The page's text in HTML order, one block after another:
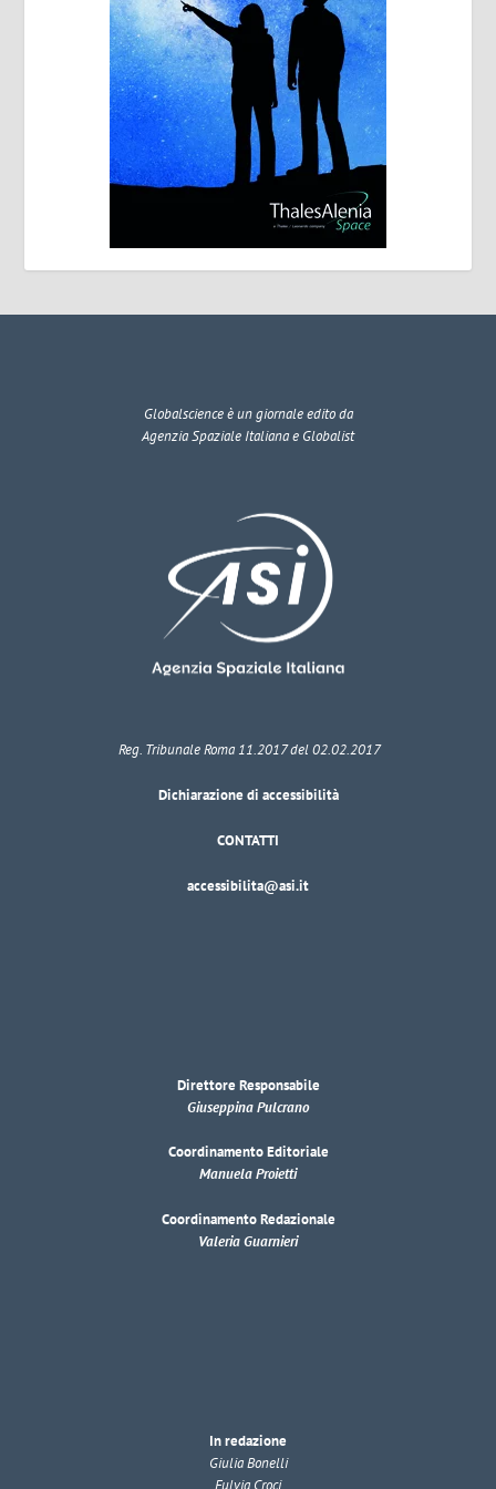
Globalscienceè un giornale edito da
Agenzia Spaziale Italiana e Globalist
Reg. Tribunale Roma 11.2017 del 02.02.2017
Dichiarazione di accessibilità
CONTATTI
accessibilita@asi.it
Direttore Responsabile
Giuseppina Pulcrano
Coordinamento Editoriale
Manuela Proietti
Coordinamento Redazionale
Valeria Guarnieri
In redazione
Giulia Bonelli